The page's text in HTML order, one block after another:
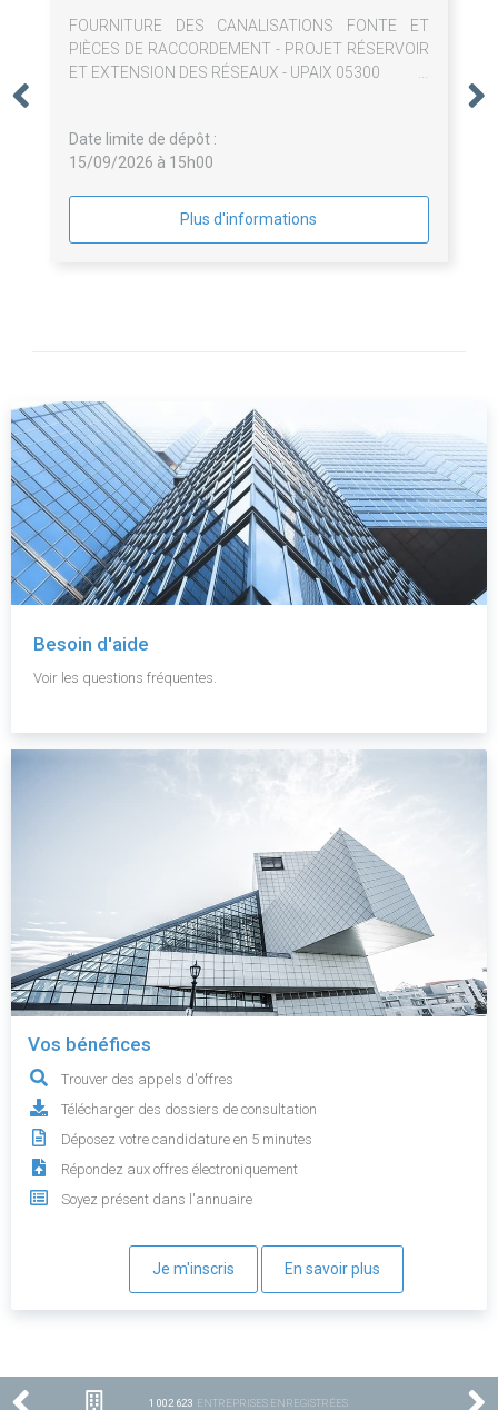
FOURNITURE DES CANALISATIONS FONTE ET
PIÈCES DE RACCORDEMENT - PROJET RÉSERVOIR
ET EXTENSION DES RÉSEAUX - UPAIX 05300
Date limite de dépôt :
15/09/2026 à 15h00
Plus d'informations
Besoin d'aide
Voir les questions fréquentes.
Vos bénéfices
Trouver des appels d'offres
Télécharger des dossiers de consultation
Déposez votre candidature en 5 minutes
Répondez aux offres électroniquement
Soyez présent dans l'annuaire
Je m'inscris En savoir plus
1 002 623 ENTREPRISES ENREGISTRÉES